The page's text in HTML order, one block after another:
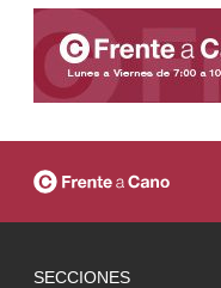
SECCIONES